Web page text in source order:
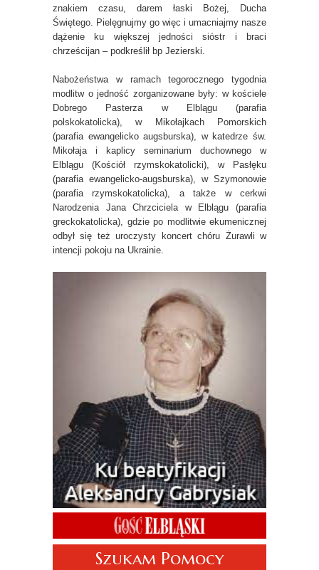
znakiem czasu, darem łaski Bożej, Ducha
Świętego. Pielęgnujmy go więc i umacniajmy nasze
dążenie ku większej jedności sióstr i braci
chrześcijan – podkreślił bp Jezierski.
Nabożeństwa w ramach tegorocznego tygodnia
modlitw o jedność zorganizowane były: w kościele
Dobrego Pasterza w Elblągu (parafia
polskokatolicka), w Mikołajkach Pomorskich
(parafia ewangelicko augsburska), w katedrze św.
Mikołaja i kaplicy seminarium duchownego w
Elblągu (Kościół rzymskokatolicki), w Pasłęku
(parafia ewangelicko-augsburska), w Szymonowie
(parafia rzymskokatolicka), a także w cerkwi
Narodzenia Jana Chrzciciela w Elblągu (parafia
greckokatolicka), gdzie po modlitwie ekumenicznej
odbył się też uroczysty koncert chóru Żurawli w
intencji pokoju na Ukrainie.
Szukam Pomocy